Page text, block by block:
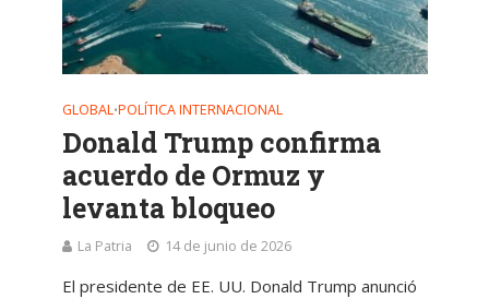
GLOBAL•POLÍTICA INTERNACIONAL
Donald Trump confirma
acuerdo de Ormuz y
levanta bloqueo
La Patria 14 de junio de 2026
El presidente de EE. UU. Donald Trump anunció